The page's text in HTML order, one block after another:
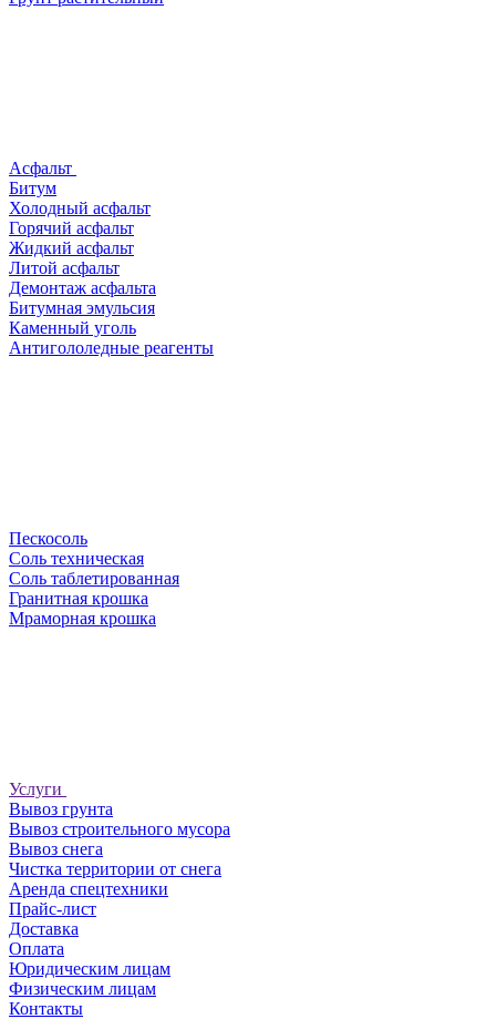
Асфальт
Битум
Холодный асфальт
Горячий асфальт
Жидкий асфальт
Литой асфальт
Демонтаж асфальта
Битумная эмульсия
Каменный уголь
Антигололедные реагенты
Пескосоль
Соль техническая
Соль таблетированная
Гранитная крошка
Мраморная крошка
Услуги
Вывоз грунта
Вывоз строительного мусора
Вывоз снега
Чистка территории от снега
Аренда спецтехники
Прайс-лист
Доставка
Оплата
Юридическим лицам
Физическим лицам
Контакты